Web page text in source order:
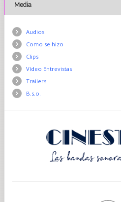
Media
Audios
Como se hizo
Clips
Vídeo Entrevistas
Trailers
B.s.o.